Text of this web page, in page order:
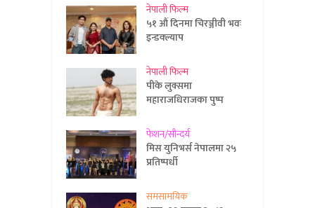
नेपाली फिल्म
५१ औं दिनमा चिरञ्जीवी भवः
इन्डक्ल्याप
नेपाली फिल्म
पीके लुक्समा
महाराजधिराजका पुष्प
फेशन/सौन्दर्य
मिस युनिभर्स नेपालमा २५
प्रतिष्पर्धी
समसामयिक